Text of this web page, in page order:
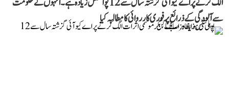
سے آلودگی کے ذرائع پر فوری کارروائی کا مطالبہ کیا